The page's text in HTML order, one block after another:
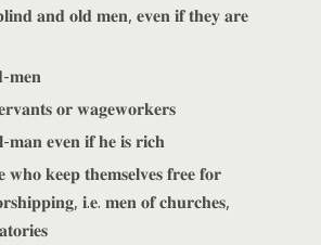
𝐚𝐧𝐝 𝐨𝐥𝐝 𝐦𝐞𝐧, 𝐞𝐯𝐞𝐧 𝐢𝐟 𝐭𝐡𝐞𝐲 𝐚𝐫𝐞
𝐦𝐞𝐧
𝐨𝐫 𝐰𝐚𝐠𝐞𝐰𝐨𝐫𝐤𝐞𝐫𝐬
𝐦𝐚𝐧 𝐞𝐯𝐞𝐧 𝐢𝐟 𝐡𝐞 𝐢𝐬 𝐫𝐢𝐜𝐡
𝐰𝐡𝐨 𝐤𝐞𝐞𝐩 𝐭𝐡𝐞𝐦𝐬𝐞𝐥𝐯𝐞𝐬 𝐟𝐫𝐞𝐞 𝐟𝐨𝐫
𝐢.𝐞. 𝐦𝐞𝐧 𝐨𝐟 𝐜𝐡𝐮𝐫𝐜𝐡𝐞𝐬,